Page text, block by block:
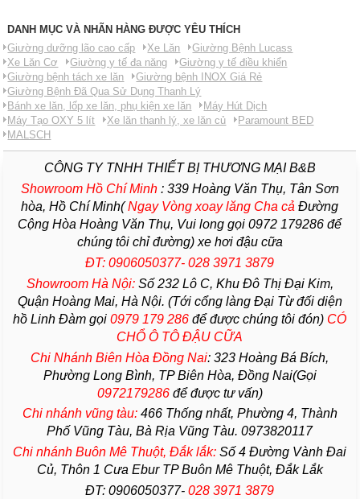
DANH MỤC VÀ NHÃN HÀNG ĐƯỢC YÊU THÍCH
Giường dưỡng lão cao cấp
Xe Lăn
Giường Bệnh Lucass
Xe Lăn Cơ
Giường y tế đa năng
Giường y tế điều khiển
Giường bệnh tách xe lăn
Giường bệnh INOX Giá Rẻ
Giường Bệnh Đã Qua Sử Dụng Thanh Lý
Bánh xe lăn, lốp xe lăn, phụ kiện xe lăn
Máy Hút Dịch
Máy Tạo OXY 5 lít
Xe lăn thanh lý, xe lăn củ
Paramount BED
MALSCH
CÔNG TY TNHH THIẾT BỊ THƯƠNG MẠI B&B
Showroom Hồ Chí Minh:339 Hoàng Văn Thụ, Tân Sơn
hòa, Hồ Chí Minh(Ngay Vòng xoay lăng Cha cả Đường
Cộng Hòa Hoàng Văn Thụ, Vui long gọi 0972 179286 để
chúng tôi chỉ đường) xe hơi đậu cữa
ĐT: 0906050377- 028 3971 3879
Showroom Hà Nội:Số 232 Lô C, Khu Đô Thị Đại Kim,
Quận Hoàng Mai, Hà Nội. (Tới cổng làng Đại Từ đối diện
hồ Linh Đàm gọi0979 179 286 để được chúng tôi đón) CÓ
CHỔ Ô TÔ ĐẬU CỮA
Chi Nhánh Biên Hòa Đồng Nai: 323 Hoàng Bá Bích,
Phường Long Bình, TP Biên Hòa, Đồng Nai(Gọi
0972179286để được tư vấn)
Chi nhánh vũng tàu:466 Thống nhất, Phường4, Thành
Phố Vũng Tàu, Bà Rịa Vũng Tàu. 0973820117
Chi nhánh Buôn Mê Thuột, Đắk lắk:Số 4 Đường Vành Đai
Củ, Thôn 1 Cưa Ebur TP Buôn Mê Thuột, Đắk Lắk
ĐT: 0906050377-028 3971 3879